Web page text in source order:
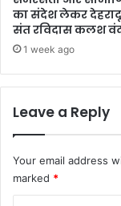
ष
णा
एं
का संदेश लेकर
संत रविदास कलश
1 week ago
Leave a Reply
Your email address
marked *